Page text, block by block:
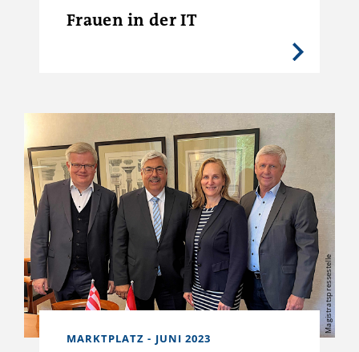
Frauen in der IT
Magistratspressestelle
MARKTPLATZ - JUNI 2023